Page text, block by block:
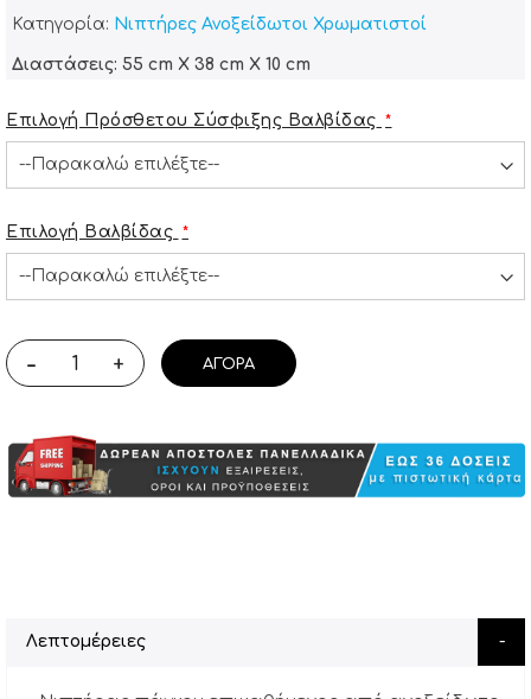
Κατηγορία: Νιπτήρες Ανοξείδωτοι Χρωματιστοί
Διαστάσεις: 55 cm X 38 cm X 10 cm
Επιλογή Πρόσθετου Σύσφιξης Βαλβίδας
Επιλογή Βαλβίδας
- + ΑΓΟΡΆ
Λεπτομέρειες